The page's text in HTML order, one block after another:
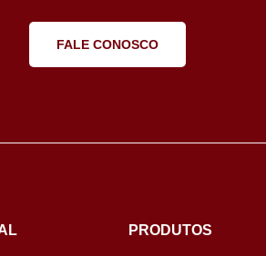
FALE CONOSCO
PRODUTOS